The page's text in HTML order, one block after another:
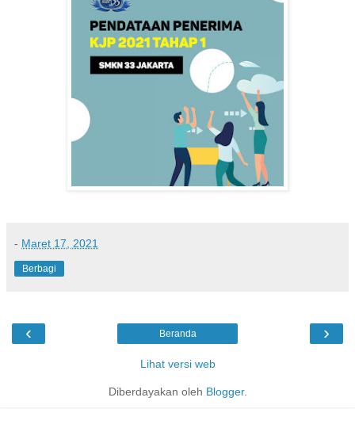
- Maret 17, 2021
Berbagi
‹ ›
Beranda
Lihat versi web
Diberdayakan oleh Blogger.